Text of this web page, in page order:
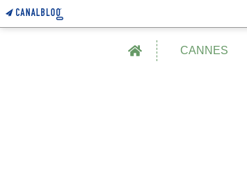
Home CANNES